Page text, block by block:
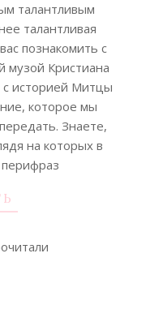
талантливым
талантливая
познакомить с
музой Кристиана
с историей Митцы
которое мы
Знаете,
на которых в